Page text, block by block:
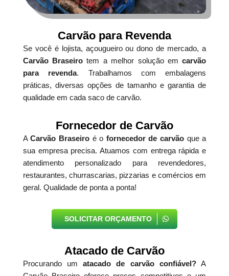
Carvão para Revenda
Se você é lojista, açougueiro ou dono de mercado, a
Carvão Braseiro tem a melhor solução emcarvão
para revenda. Trabalhamos com embalagens
práticas, diversas opções de tamanho e garantia de
qualidade em cada saco de carvão.
Fornecedor de Carvão
ACarvão Braseiro é o fornecedor de carvão que a
sua empresa precisa. Atuamos com entrega rápida e
atendimento personalizado para revendedores,
restaurantes, churrascarias, pizzarias e comércios em
geral. Qualidade de ponta a ponta!
SOLICITAR ORÇAMENTO
Atacado de Carvão
Procurando umatacado de carvão confiável?A